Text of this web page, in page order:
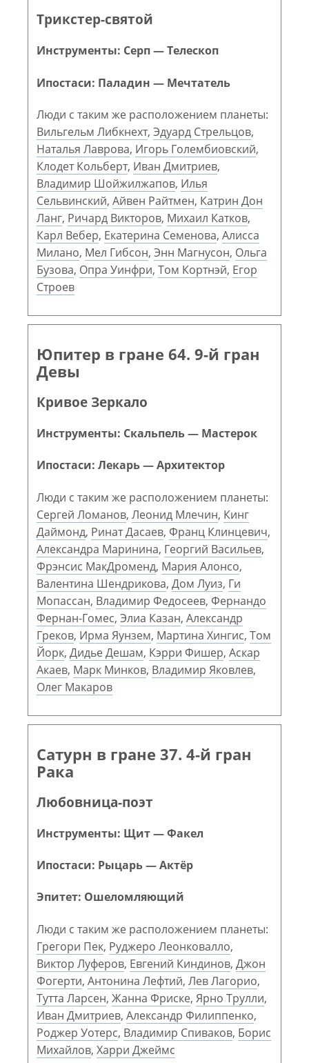
Трикстер-святой
Инструменты: Серп — Телескоп
Ипостаси: Паладин — Мечтатель
Люди с таким же расположением планеты:
Вильгельм Либкнехт, Эдуард Стрельцов,
Наталья Лаврова, Игорь Голембиовский,
Клодет Кольберт, Иван Дмитриев,
Владимир Шойжилжапов, Илья
Сельвинский, Айвен Райтмен, Катрин Дон
Ланг, Ричард Викторов, Михаил Катков,
Карл Вебер, Екатерина Семенова, Алисса
Милано, Мел Гибсон, Энн Магнусон, Ольга
Бузова, Опра Уинфри, Том Кортнэй, Егор
Строев
Юпитер в гране 64. 9-й гран
Девы
Кривое Зеркало
Инструменты: Скальпель — Мастерок
Ипостаси: Лекарь — Архитектор
Люди с таким же расположением планеты:
Сергей Ломанов, Леонид Млечин, Кинг
Даймонд, Ринат Дасаев, Франц Клинцевич,
Александра Маринина, Георгий Васильев,
Фрэнсис МакДроменд, Мария Алонсо,
Валентина Шендрикова, Дом Луиз, Ги
Мопассан, Владимир Федосеев, Фернандо
Фернан-Гомес, Элиа Казан, Александр
Греков, Ирма Яунзем, Мартина Хингис, Том
Йорк, Дидье Дешам, Кэрри Фишер, Аскар
Акаев, Марк Минков, Владимир Яковлев,
Олег Макаров
Сатурн в гране 37. 4-й гран
Рака
Любовница-поэт
Инструменты: Щит — Факел
Ипостаси: Рыцарь — Актёр
Эпитет: Ошеломляющий
Люди с таким же расположением планеты:
Грегори Пек, Руджеро Леонковалло,
Виктор Луферов, Евгений Киндинов, Джон
Фогерти, Антонина Лефтий, Лев Лагорио,
Тутта Ларсен, Жанна Фриске, Ярно Трулли,
Иван Дмитриев, Александр Филиппенко,
Роджер Уотерс, Владимир Спиваков, Борис
Михайлов, Харри Джеймс